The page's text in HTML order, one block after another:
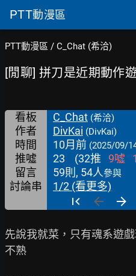
PTT動漫區
PTT動漫區 / C_Chat (希洽)
[閒聊] 拼刀是近期動作
看板 C_Chat (希洽)
作者 DivKai (DivKai)
時間 10月前 (2025/09/
推噓 23 (32推 9噓
留言
59則, 54人參與
討論串 1/2 (看更多)
先說我就菜，只有魂系遊
不熟